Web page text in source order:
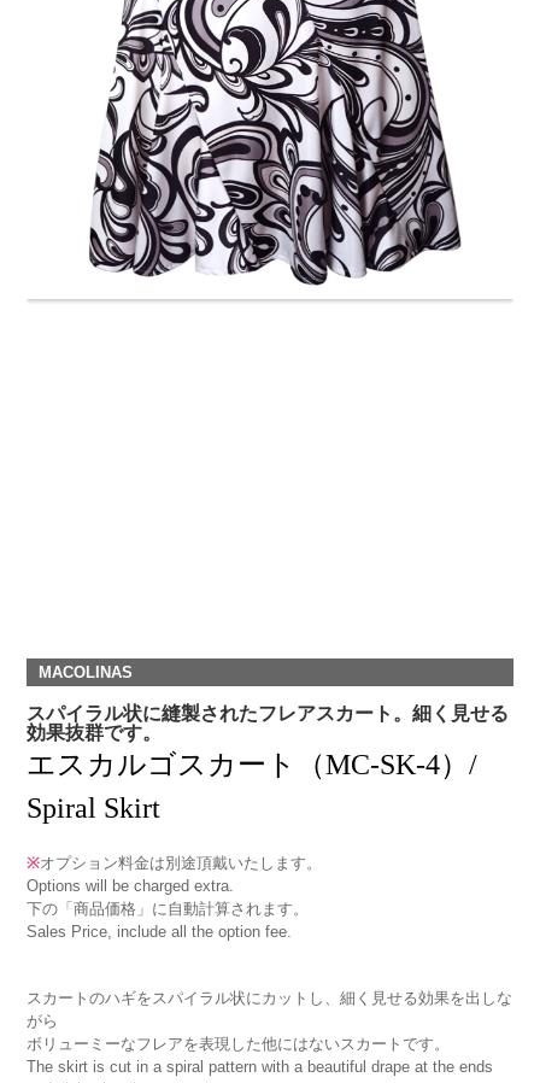
MACOLINAS
スパイラル状に縫製されたフレアスカート。細く見せる
効果抜群です。
エスカルゴスカート（MC-SK-4）/
Spiral Skirt
※オプション料金は別途頂戴いたします。
Options will be charged extra.
下の「商品価格」に自動計算されます。
Sales Price, include all the option fee.
スカートのハギをスパイラル状にカットし、細く見せる効果を出しな
がら
ボリューミーなフレアを表現した他にはないスカートです。
The skirt is cut in a spiral pattern with a beautiful drape at the ends